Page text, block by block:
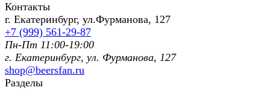
Контакты
г. Екатеринбург, ул.Фурманoва, 127
+7 (999) 561-29-87
Пн-Пт 11:00-19:00
г. Екатеринбург, ул. Фурманoва, 127
shop@beersfan.ru
Разделы